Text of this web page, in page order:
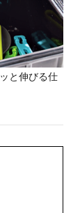
と伸びる仕